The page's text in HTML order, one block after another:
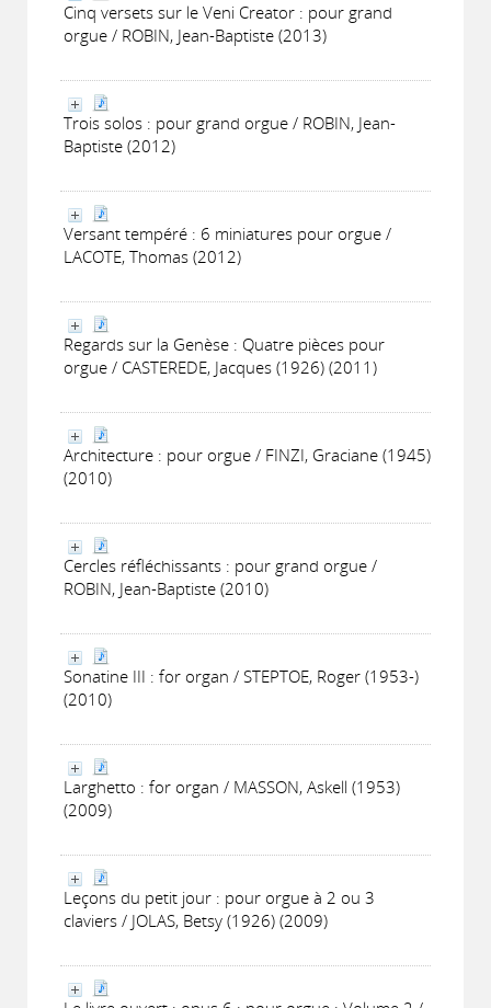
Cinq versets sur le Veni Creator : pour grand
orgue / ROBIN, Jean-Baptiste (2013)
Trois solos : pour grand orgue / ROBIN, Jean-
Baptiste (2012)
Versant tempéré : 6 miniatures pour orgue /
LACOTE, Thomas (2012)
Regards sur la Genèse : Quatre pièces pour
orgue / CASTEREDE, Jacques (1926) (2011)
Architecture : pour orgue / FINZI, Graciane (1945)
(2010)
Cercles réfléchissants : pour grand orgue /
ROBIN, Jean-Baptiste (2010)
Sonatine III : for organ / STEPTOE, Roger (1953-)
(2010)
Larghetto : for organ / MASSON, Askell (1953)
(2009)
Leçons du petit jour : pour orgue à 2 ou 3
claviers / JOLAS, Betsy (1926) (2009)